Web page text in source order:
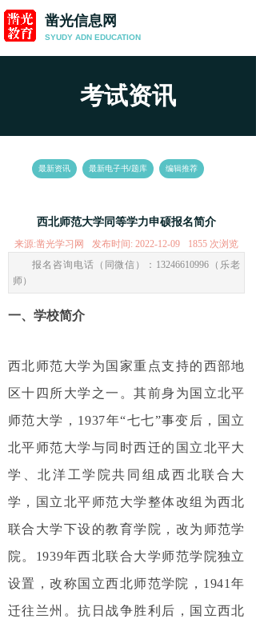
凿光信息网
SYUDY ADN EDUCATION
考试资讯
News
最新资讯 最新电子书/题库 编辑推荐
西北师范大学同等学力申硕报名简介
来源:凿光学习网 发布时间: 2022-12-09 1855 次浏览
报名咨询电话（同微信）：13246610996（乐老
师）
一、学校简介
西北师范大学为国家重点支持的西部地
区十四所大学之一。其前身为国立北平
师范大学，1937年“七七”事变后，国立
北平师范大学与同时西迁的国立北平大
学、北洋工学院共同组成西北联合大
学，国立北平师范大学整体改组为西北
联合大学下设的教育学院，改为师范学
院。1939年西北联合大学师范学院独立
设置，改称国立西北师范学院，1941年
迁往兰州。抗日战争胜利后，国立西北